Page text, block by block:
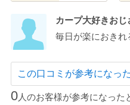
カープ大好きおじ
毎日が楽におきれ
この口コミが参考になった
0人のお客様が参考になった